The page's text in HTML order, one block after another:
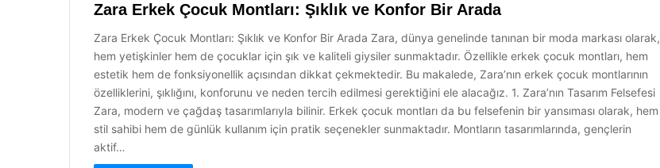
Zara Erkek Çocuk Montları: Şıklık ve Konfor Bir Arada
Zara Erkek Çocuk Montları: Şıklık ve Konfor Bir Arada Zara, dünya genelinde tanınan bir moda markası olarak,
hem yetişkinler hem de çocuklar için şık ve kaliteli giysiler sunmaktadır. Özellikle erkek çocuk montları, hem
estetik hem de fonksiyonellik açısından dikkat çekmektedir. Bu makalede, Zara’nın erkek çocuk montlarının
özelliklerini, şıklığını, konforunu ve neden tercih edilmesi gerektiğini ele alacağız. 1. Zara’nın Tasarım Felsefesi
Zara, modern ve çağdaş tasarımlarıyla bilinir. Erkek çocuk montları da bu felsefenin bir yansıması olarak, hem
stil sahibi hem de günlük kullanım için pratik seçenekler sunmaktadır. Montların tasarımlarında, gençlerin
aktif…